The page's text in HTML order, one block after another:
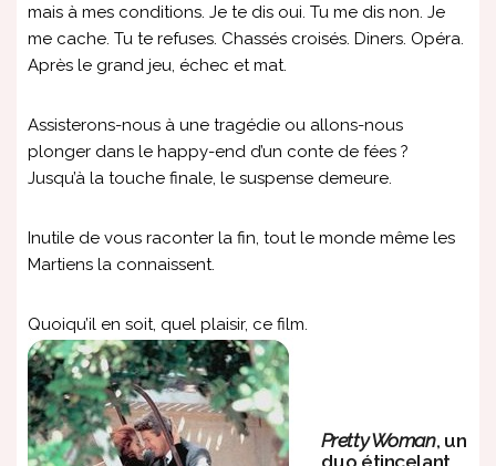
mais à mes conditions. Je te dis oui. Tu me dis non. Je
me cache. Tu te refuses. Chassés croisés. Diners. Opéra.
Après le grand jeu, échec et mat.
Assisterons-nous à une tragédie ou allons-nous
plonger dans le happy-end d’un conte de fées ?
Jusqu’à la touche finale, le suspense demeure.
Inutile de vous raconter la fin, tout le monde même les
Martiens la connaissent.
Quoiqu’il en soit, quel plaisir, ce film.
Pretty Woman, un
duo étincelant